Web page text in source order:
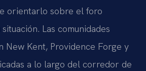
orientarlo sobre el foro
Las comunidades
New Kent, Providence Forge y
a lo largo del corredor de